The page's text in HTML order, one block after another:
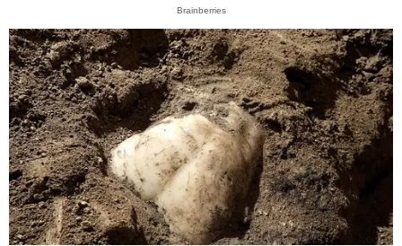
Brainberries